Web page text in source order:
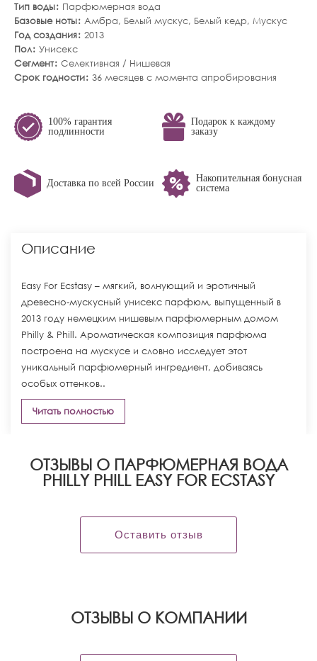
Тип воды
Парфюмерная вода
Базовые ноты Амбра, Белый мускус, Белый кедр, Мускус
Год создания 2013
Пол Унисекс
Сегмент Селективная / Нишевая
Срок годности 36 месяцев с момента апробирования
100% гарантия
подлинности
Подарок к каждому
заказу
Доставка по всей России
Накопительная бонусная
система
Описание
Easy For Ecstasy – мягкий, волнующий и эротичный
древесно-мускусный унисекс парфюм, выпущенный в
2013 году немецким нишевым парфюмерным домом
Philly & Phill. Ароматическая композиция парфюма
построена на мускусе и словно исследует этот
уникальный парфюмерный ингредиент, добиваясь
особых оттенков..
Читать полностью
ОТЗЫВЫ О ПАРФЮМЕРНАЯ ВОДА
PHILLY PHILL EASY FOR ECSTASY
Оставить отзыв
OТЗЫВЫ О КОМПАНИИ